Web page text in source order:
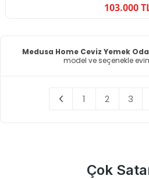
103.000
Medusa Home Ceviz Yemek
model ve seçenekle
1 2 3
Çok